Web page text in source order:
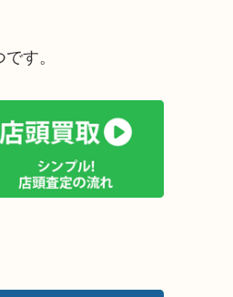
☆お友だち登録お願いしま
る方はこちらをタップ↓
いる方は、こちらをスマホ